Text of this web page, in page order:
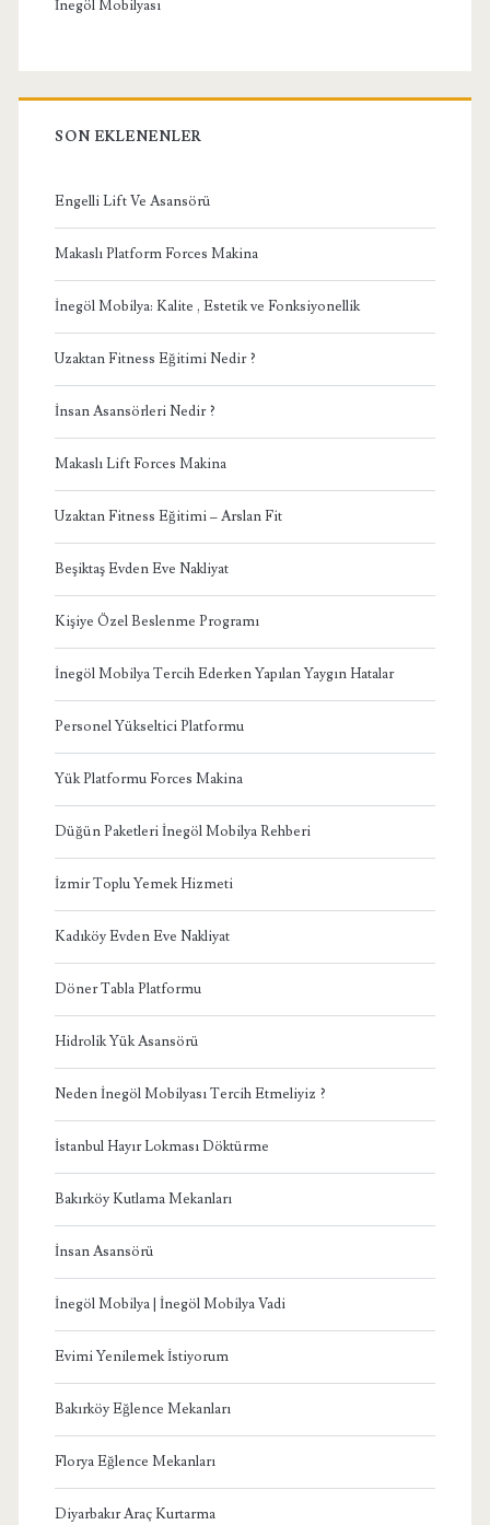
İnegöl Mobilyası
SON EKLENENLER
Engelli Lift Ve Asansörü
Makaslı Platform Forces Makina
İnegöl Mobilya: Kalite , Estetik ve Fonksiyonellik
Uzaktan Fitness Eğitimi Nedir ?
İnsan Asansörleri Nedir ?
Makaslı Lift Forces Makina
Uzaktan Fitness Eğitimi – Arslan Fit
Beşiktaş Evden Eve Nakliyat
Kişiye Özel Beslenme Programı
İnegöl Mobilya Tercih Ederken Yapılan Yaygın Hatalar
Personel Yükseltici Platformu
Yük Platformu Forces Makina
Düğün Paketleri İnegöl Mobilya Rehberi
İzmir Toplu Yemek Hizmeti
Kadıköy Evden Eve Nakliyat
Döner Tabla Platformu
Hidrolik Yük Asansörü
Neden İnegöl Mobilyası Tercih Etmeliyiz ?
İstanbul Hayır Lokması Döktürme
Bakırköy Kutlama Mekanları
İnsan Asansörü
İnegöl Mobilya | İnegöl Mobilya Vadi
Evimi Yenilemek İstiyorum
Bakırköy Eğlence Mekanları
Florya Eğlence Mekanları
Diyarbakır Araç Kurtarma